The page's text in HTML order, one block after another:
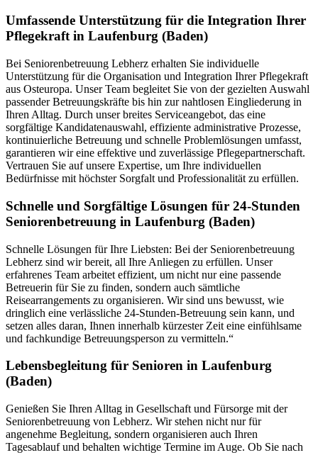
Umfassende Unterstützung für die Integration Ihrer
Pflegekraft in Laufenburg (Baden)
Bei Seniorenbetreuung Lebherz erhalten Sie individuelle
Unterstützung für die Organisation und Integration Ihrer Pflegekraft
aus Osteuropa. Unser Team begleitet Sie von der gezielten Auswahl
passender Betreuungskräfte bis hin zur nahtlosen Eingliederung in
Ihren Alltag. Durch unser breites Serviceangebot, das eine
sorgfältige Kandidatenauswahl, effiziente administrative Prozesse,
kontinuierliche Betreuung und schnelle Problemlösungen umfasst,
garantieren wir eine effektive und zuverlässige Pflegepartnerschaft.
Vertrauen Sie auf unsere Expertise, um Ihre individuellen
Bedürfnisse mit höchster Sorgfalt und Professionalität zu erfüllen.
Schnelle und Sorgfältige Lösungen für 24-Stunden
Seniorenbetreuung in Laufenburg (Baden)
Schnelle Lösungen für Ihre Liebsten: Bei der Seniorenbetreuung
Lebherz sind wir bereit, all Ihre Anliegen zu erfüllen. Unser
erfahrenes Team arbeitet effizient, um nicht nur eine passende
Betreuerin für Sie zu finden, sondern auch sämtliche
Reisearrangements zu organisieren. Wir sind uns bewusst, wie
dringlich eine verlässliche 24-Stunden-Betreuung sein kann, und
setzen alles daran, Ihnen innerhalb kürzester Zeit eine einfühlsame
und fachkundige Betreuungsperson zu vermitteln.“
Lebensbegleitung für Senioren in Laufenburg
(Baden)
Genießen Sie Ihren Alltag in Gesellschaft und Fürsorge mit der
Seniorenbetreuung von Lebherz. Wir stehen nicht nur für
angenehme Begleitung, sondern organisieren auch Ihren
Tagesablauf und behalten wichtige Termine im Auge. Ob Sie nach